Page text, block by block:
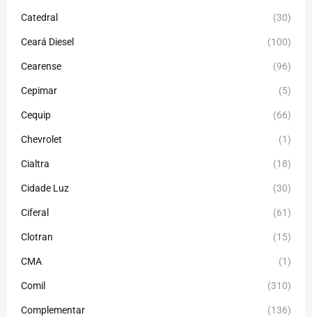
Catedral (30)
Ceará Diesel (100)
Cearense (96)
Cepimar (5)
Cequip (66)
Chevrolet (1)
Cialtra (18)
Cidade Luz (30)
Ciferal (61)
Clotran (15)
CMA (1)
Comil (310)
Complementar (136)